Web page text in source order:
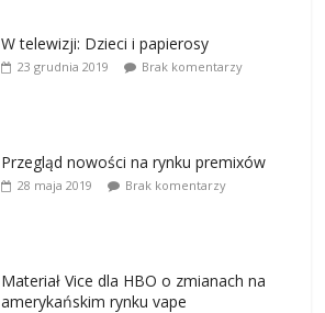
W telewizji: Dzieci i papierosy
23 grudnia 2019 Brak komentarzy
Przegląd nowości na rynku premixów
28 maja 2019 Brak komentarzy
Materiał Vice dla HBO o zmianach na
amerykańskim rynku vape